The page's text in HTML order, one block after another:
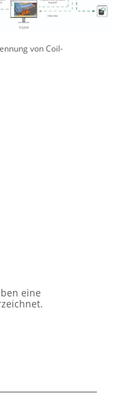
von Coil-
eine